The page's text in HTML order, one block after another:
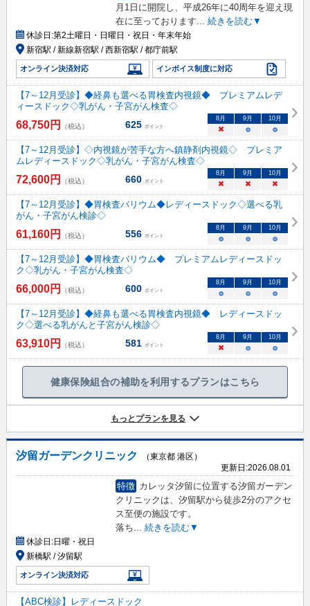
月1日に開院し、平成26年に40周年を迎え現
在に至っております... 続きを読む▼
休診日:第2土曜日・日曜日・祝日・年末年始
新宿駅 / 新線新宿駅 / 西新宿駅 / 都庁前駅
オンライン決済対応 インボイス制度に対応
【7～12月受診】◆経鼻も選べる胃検査内視鏡◆ プレミアムレデ
ィースドック◇乳がん・子宮がん検査◇
68,750円 （税込） 625 ポイント
8月 9月 10月
× ○ ○
【7～12月受診】◇内視鏡が苦手な方へ鎮静剤内視鏡◇ プレミア
ムレディースドック◇乳がん・子宮がん検査◇
72,600円 （税込） 660 ポイント
8月 9月 10月
× × ×
【7～12月受診】◆胃検査バリウム◆レディースドック◇選べる乳
がん・子宮がん検診◇
61,160円 （税込） 556 ポイント
8月 9月 10月
○ ○ ○
【7～12月受診】◆胃検査バリウム◆ プレミアムレディースドッ
ク◇乳がん・子宮がん検査◇
66,000円 （税込） 600 ポイント
8月 9月 10月
○ ○ ○
【7～12月受診】◆経鼻も選べる胃検査内視鏡◆ レディースドッ
ク◇選べる乳がんと子宮がん検診◇
63,910円 （税込） 581 ポイント
8月 9月 10月
× ○ ○
健康保険組合の補助を利用するプランはこちら
もっとプランを見る
汐留ガーデンクリニック
（東京都 港区）
更新日:2026.08.01
特徴 カレッタ汐留に位置する汐留ガーデン
クリニックは、汐留駅から徒歩2分のアクセ
ス至便の施設です。
落ち
続きを読む▼
休診日:日曜・祝日
新橋駅 / 汐留駅
オンライン決済対応
【ABC検診】レディースドック